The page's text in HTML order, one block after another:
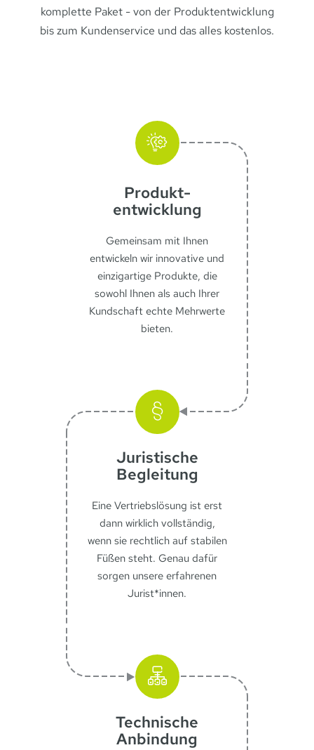
komplette Paket - von der Produktentwicklung
bis zum Kundenservice und das alles kostenlos.
Produkt­
entwicklung
Gemeinsam mit Ihnen
entwickeln wir innovative und
einzigartige Produkte, die
sowohl Ihnen als auch Ihrer
Kundschaft echte Mehrwerte
bieten.
Juristische
Begleitung
Eine Vertriebslösung ist erst
dann wirklich vollständig,
wenn sie rechtlich auf stabilen
Füßen steht. Genau dafür
sorgen unsere erfahrenen
Jurist*innen.
Technische
Anbindung